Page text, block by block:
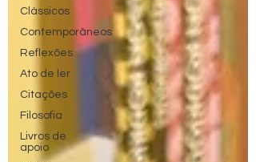
Clássicos
Contemporâneos
Reflexões
Ato de ler
Citações
Filosofia
Livros de
apoio